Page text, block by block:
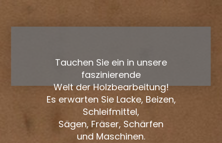
Tauchen Sie ein in unsere
faszinierende
Welt der Holzbearbeitung!
Es erwarten Sie Lacke, Beizen,
Schleifmittel,
Sägen, Fräser, Schärfen
und Maschinen.